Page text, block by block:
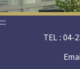
:::
TEL : 04-